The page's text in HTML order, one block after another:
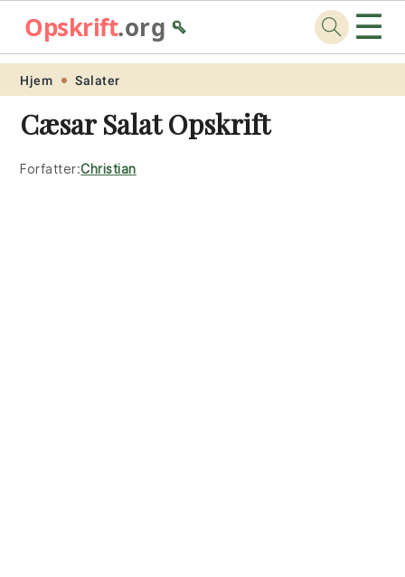
Skip
primary
navigation
Skip
main
content
Skip
primary
sidebar
Skip
footer
Opskrift.org🥄 ☰
Hjem Salater
Cæsar Salat Opskrift
Forfatter:Christian